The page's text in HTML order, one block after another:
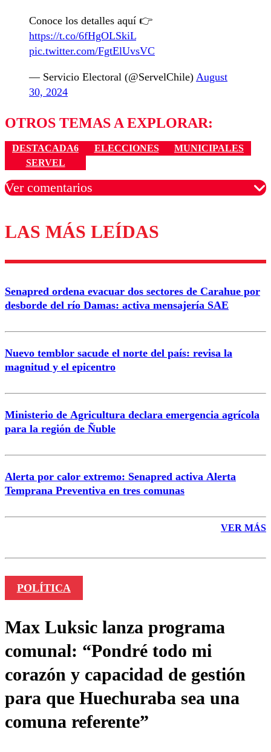
Conoce los detalles aquí 👉
https://t.co/6fHgOLSkiL
pic.twitter.com/FgtElUvsVC
— Servicio Electoral (@ServelChile) August
30, 2024
OTROS TEMAS A EXPLORAR:
DESTACADA6 ELECCIONES
MUNICIPALES
SERVEL
Ver comentarios
Los comentarios son moderados para garantizar un
diálogo respetuoso.
Correo
LAS MÁS LEÍDAS
Senapred ordena evacuar dos sectores de Carahue por
desborde del río Damas: activa mensajería SAE
Nuevo temblor sacude el norte del país: revisa la
magnitud y el epicentro
Ministerio de Agricultura declara emergencia agrícola
para la región de Ñuble
Alerta por calor extremo: Senapred activa Alerta
Temprana Preventiva en tres comunas
VER MÁS
POLÍTICA
Max Luksic lanza programa
comunal: “Pondré todo mi
corazón y capacidad de gestión
para que Huechuraba sea una
comuna referente”